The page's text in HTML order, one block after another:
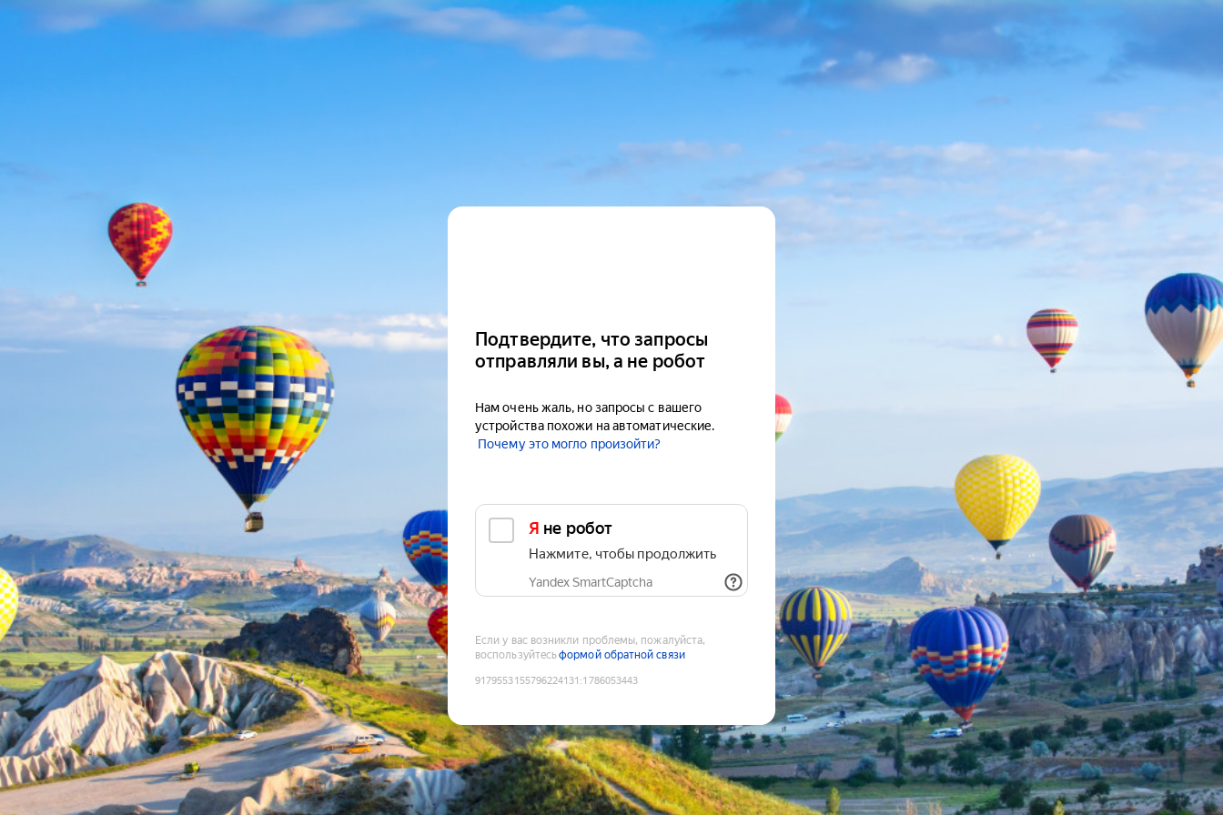
Подтвердите, что запросы
отправляли вы, а не робот
Нам очень жаль, но запросы с вашего
устройства похожи на автоматические.
Почему это могло произойти?
Я не робот
Нажмите, чтобы продолжить
Yandex SmartCaptcha
Если у вас возникли проблемы, пожалуйста,
воспользуйтесьформой обратной связи
9179553155796224131 :1786053443